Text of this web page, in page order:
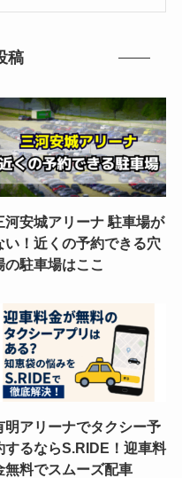
稿
河安城アリーナ 駐車場が
い！近くの予約できる穴
の駐車場はここ
明アリーナでタクシー予
するならS.RIDE！迎車料
無料でスムーズ配車